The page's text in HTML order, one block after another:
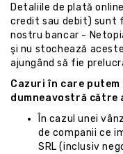
Detaliile de plată
credit sau debit) sunt
nostru bancar -
şi nu stochează
ajungând să fie
Cazuri în care
dumneavostră către
În cazul unei
de companii ce
SRL (inclusiv